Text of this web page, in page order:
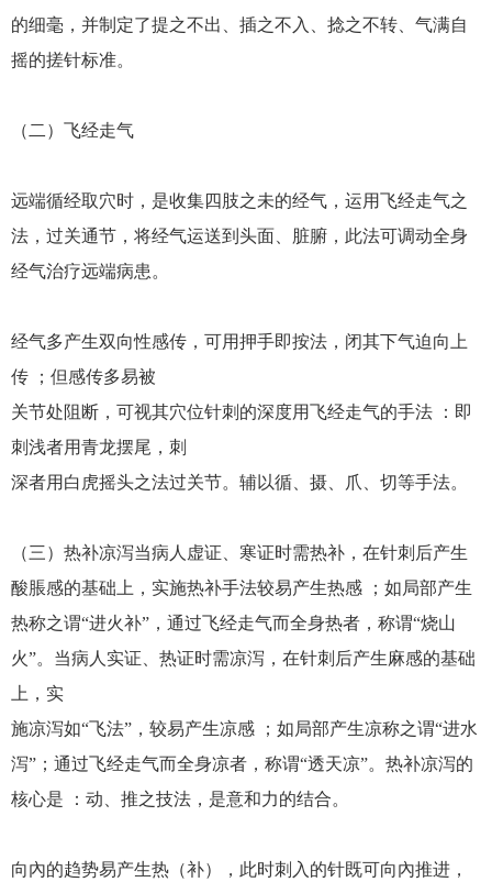
的细毫，并制定了提之不出、插之不入、捻之不转、气满自
摇的搓针标准。
（二）飞经走气
远端循经取穴时，是收集四肢之未的经气，运用飞经走气之
法，过关通节，将经气运送到头面、脏腑，此法可调动全身
经气治疗远端病患。
经气多产生双向性感传，可用押手即按法，闭其下气迫向上
传 ；但感传多易被
关节处阻断，可视其穴位针刺的深度用飞经走气的手法 ：即
刺浅者用青龙摆尾，刺
深者用白虎摇头之法过关节。辅以循、摄、爪、切等手法。
（三）热补凉泻当病人虚证、寒证时需热补，在针刺后产生
酸脹感的基础上，实施热补手法较易产生热感 ；如局部产生
热称之谓“进火补”，通过飞经走气而全身热者，称谓“烧山
火”。当病人实证、热证时需凉泻，在针刺后产生麻感的基础
上，实
施凉泻如“飞法”，较易产生凉感 ；如局部产生凉称之谓“进水
泻”；通过飞经走气而全身凉者，称谓“透天凉”。热补凉泻的
核心是 ：动、推之技法，是意和力的结合。
向內的趋势易产生热（补），此时刺入的针既可向內推进，